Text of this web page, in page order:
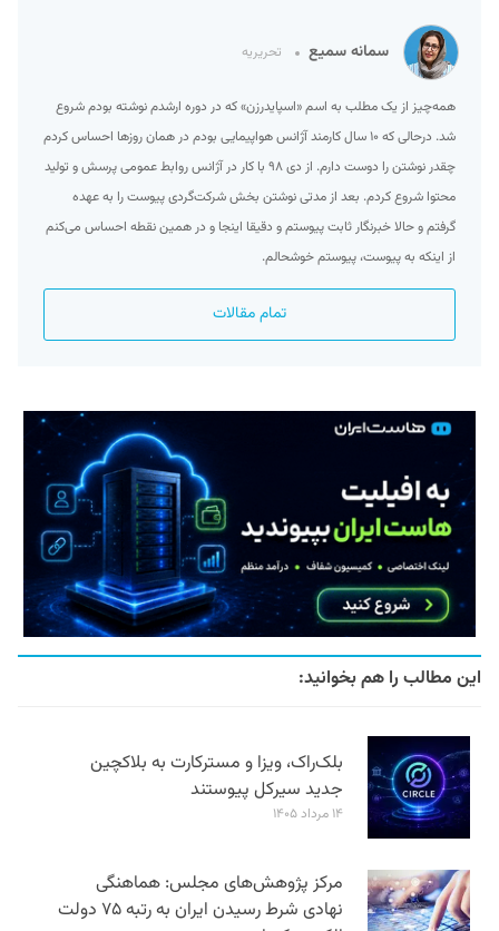
سمانه سمیع تحریریه
همه‌چیز از یک مطلب به اسم «اسپایدرزن» که در دوره ارشدم نوشته بودم شروع
شد. درحالی که ۱۰ سال کارمند آژانس هواپیمایی بودم در همان روزها احساس کردم
چقدر نوشتن را دوست دارم. از دی ۹۸ با کار در آژانس روابط عمومی پرسش و تولید
محتوا شروع کردم. بعد از مدتی نوشتن بخش شرکت‌گردی پیوست را به عهده
گرفتم و حالا خبرنگار ثابت پیوستم و دقیقا اینجا و در همین نقطه احساس می‌کنم
از اینکه به پیوست، پیوستم خوشحالم.
تمام مقالات
این مطالب را هم بخوانید:
بلک‌راک، ویزا و مسترکارت به بلاکچین
جدید سیرکل پیوستند
۱۴ مرداد ۱۴۰۵
مرکز پژوهش‌های مجلس: هماهنگی
نهادی شرط رسیدن ایران به رتبه ۷۵ دولت